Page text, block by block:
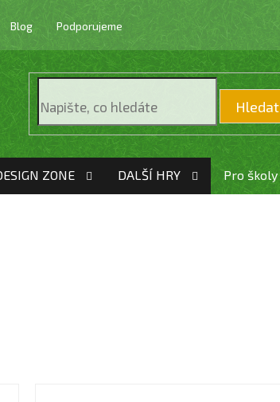
Blog Podporujeme
Hledat
ZONE DALŠÍ HRY Pro školy